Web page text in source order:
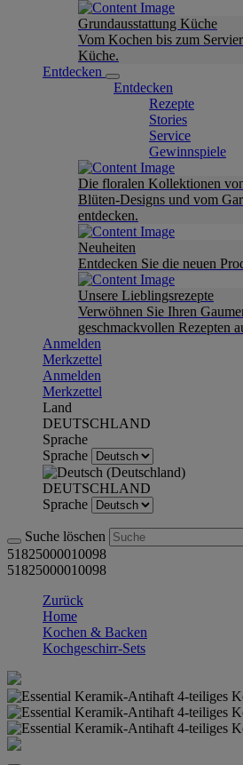
Grundausstattung Küche
Vom Kochen bis zum
Küche.
Entdecken
Entdecken
Rezepte
Stories
Service
Gewinnspiele
Die floralen Kollektionen
Blüten-Designs und vom
entdecken.
Neuheiten
Entdecken Sie die neuen
Unsere Lieblingsrezepte
Verwöhnen Sie Ihren
geschmackvollen Rezepten
Anmelden
Merkzettel
Anmelden
Merkzettel
Land
DEUTSCHLAND
Sprache
Sprache
DEUTSCHLAND
Sprache
Suche löschen
51825000010098
51825000010098
Zurück
Home
Kochen & Backen
Kochgeschirr-Sets